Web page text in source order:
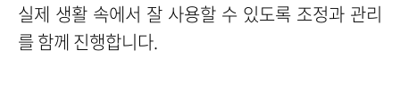
실제 생활 속에서 잘 사용할 수 있도록 조정과 관리
를 함께 진행합니다.